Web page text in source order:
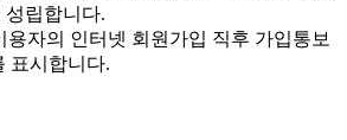
성립합니다.
용자의 인터넷 회원가입 직후 가입통보
표시합니다.